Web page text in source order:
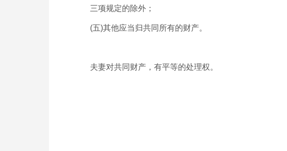
三项规定的除外；
(五)其他应当归共同所有的财产。
夫妻对共同财产，有平等的处理权。